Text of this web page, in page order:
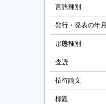
言語種別
発行・発表の年月
形態種別
査読
招待論文
標題